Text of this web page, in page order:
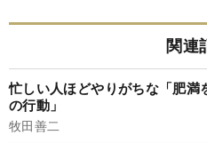
関連
忙しい人ほどやりがちな「肥満
の行動」
牧田善二